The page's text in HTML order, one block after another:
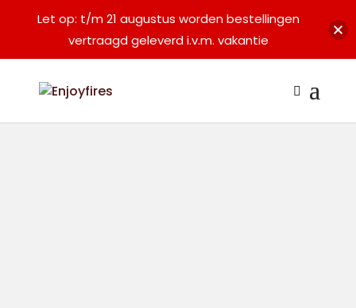
Let op: t/m 21 augustus worden bestellingen
vertraagd geleverd i.v.m. vakantie